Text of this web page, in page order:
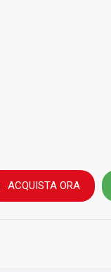
ACQUISTA ORA